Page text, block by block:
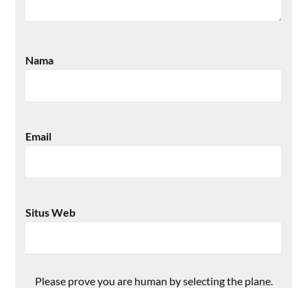
Nama
Email
Situs Web
Please prove you are human by selecting the plane.